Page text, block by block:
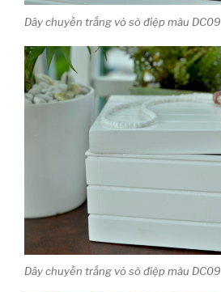
Dây chuyền trắng vỏ sò điệp màu DC09
Dây chuyền trắng vỏ sò điệp màu DC09